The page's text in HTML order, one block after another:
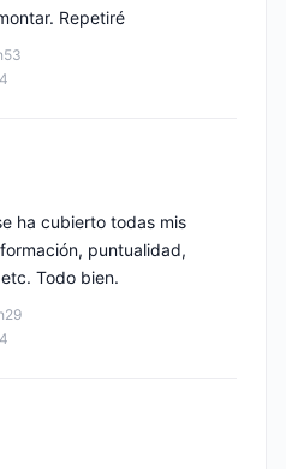
Repetiré
ha cubierto todas mis
puntualidad,
Todo bien.